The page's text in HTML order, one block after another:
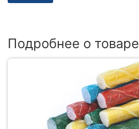
Подробнее о товаре